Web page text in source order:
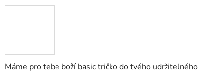
Máme pro tebe boží basic tričko do tvého udržitelného